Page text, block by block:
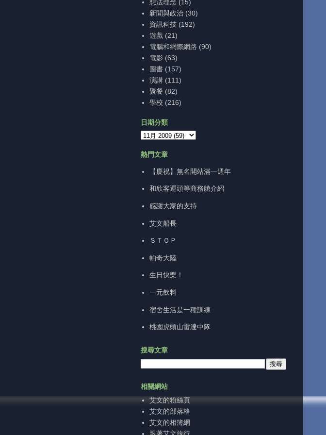
想法理念 (15)
新聞與政治 (30)
資訊科技 (192)
遊戲 (21)
電腦和網際網路 (90)
電影 (63)
圖書 (157)
演講 (111)
聚餐 (82)
學校 (216)
日期分類
熱門文章
【慶祝】無名開站滿一週年
和欣客運頭等商務艙介紹
感謝大家的支持
艾文船長
ＳＴＯＰ
帕奇大陸
生日快樂！
一元飲料
宿舍生活是一種訓練
桃園虎頭山雷達中隊
搜尋文章
相關網站
艾文的粉絲頁
艾文的部落格
艾文的相簿網